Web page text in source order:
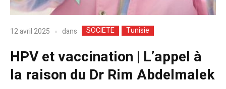
12 avril 2025 dans SOCIETE Tunisie
HPV et vaccination | L’appel à
la raison du Dr Rim Abdelmalek